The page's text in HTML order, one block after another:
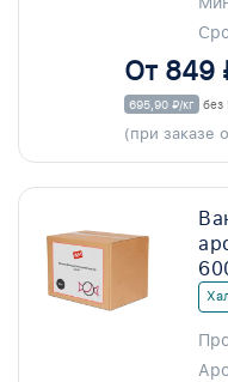
От 849
695,90 ₽/кг
(при заказе